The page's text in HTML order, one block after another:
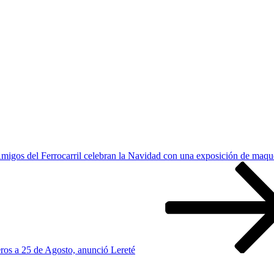
del Ferrocarril celebran la Navidad con una exposición de
a 25 de Agosto, anunció Lereté